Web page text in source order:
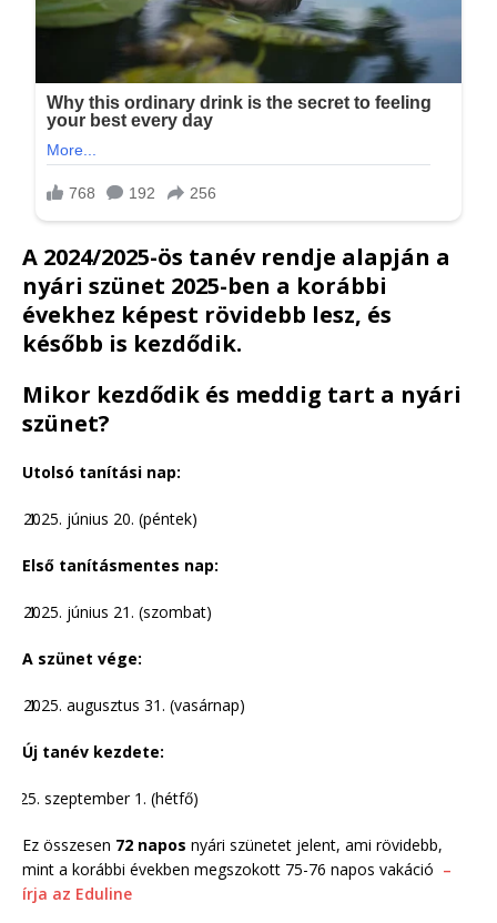
A 2024/2025-ös tanév rendje alapján a
nyári szünet 2025-ben a korábbi
évekhez képest rövidebb lesz, és
később is kezdődik.
Mikor kezdődik és meddig tart a nyári
szünet?
Utolsó tanítási nap:
június 20. (péntek)
Első tanításmentes nap:
június 21. (szombat)
A szünet vége:
augusztus 31. (vasárnap)
Új tanév kezdete:
szeptember 1. (hétfő)
Ez összesen 72 napos nyári szünetet jelent, ami rövidebb,
mint a korábbi években megszokott 75-76 napos vakáció –
írja az Eduline